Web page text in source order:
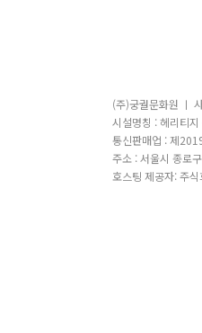
(주)궁궐문화원 ㅣ
시설명칭 : 헤리티
통신판매업 : 제
주소 : 서울시 종로
호스팅 제공자: 주